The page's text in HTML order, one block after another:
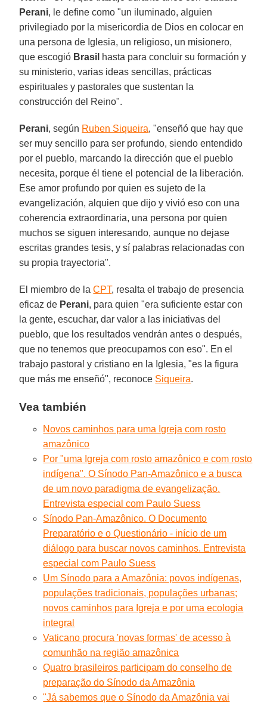
Perani, le define como "un iluminado, alguien
privilegiado por la misericordia de Dios en colocar en
una persona de Iglesia, un religioso, un misionero,
que escogió Brasil hasta para concluir su formación y
su ministerio, varias ideas sencillas, prácticas
espirituales y pastorales que sustentan la
construcción del Reino".
Perani, según Ruben Siqueira, "enseñó que hay que
ser muy sencillo para ser profundo, siendo entendido
por el pueblo, marcando la dirección que el pueblo
necesita, porque él tiene el potencial de la liberación.
Ese amor profundo por quien es sujeto de la
evangelización, alquien que dijo y vivió eso con una
coherencia extraordinaria, una persona por quien
muchos se siguen interesando, aunque no dejase
escritas grandes tesis, y sí palabras relacionadas con
su propia trayectoria".
El miembro de laCPT, resalta el trabajo de presencia
eficaz de Perani, para quien "era suficiente estar con
la gente, escuchar, dar valor a las iniciativas del
pueblo, que los resultados vendrán antes o después,
que no tenemos que preocuparnos con eso". En el
trabajo pastoral y cristiano en la Iglesia, "es la figura
que más me enseñó", reconoce Siqueira.
Vea también
Novos caminhos para uma Igreja com rosto
amazônico
Por "uma Igreja com rosto amazônico e com rosto
indígena". O Sínodo Pan-Amazônico e a busca
de um novo paradigma de evangelização.
Entrevista especial com Paulo Suess
Sínodo Pan-Amazônico. O Documento
Preparatório e o Questionário - início de um
diálogo para buscar novos caminhos. Entrevista
especial com Paulo Suess
Um Sínodo para a Amazônia: povos indígenas,
populações tradicionais, populações urbanas;
novos caminhos para Igreja e por uma ecologia
integral
Vaticano procura 'novas formas' de acesso à
comunhão na região amazônica
Quatro brasileiros participam do conselho de
preparação do Sínodo da Amazônia
"Já sabemos que o Sínodo da Amazônia vai